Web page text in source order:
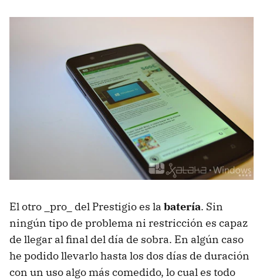
El otro _pro_ del Prestigio es la batería. Sin
ningún tipo de problema ni restricción es capaz
de llegar al final del día de sobra. En algún caso
he podido llevarlo hasta los dos días de duración
con un uso algo más comedido, lo cual es todo